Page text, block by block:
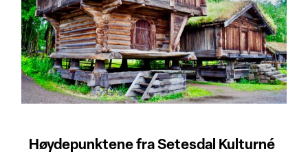
Høydepunktene fra Setesdal Kulturné